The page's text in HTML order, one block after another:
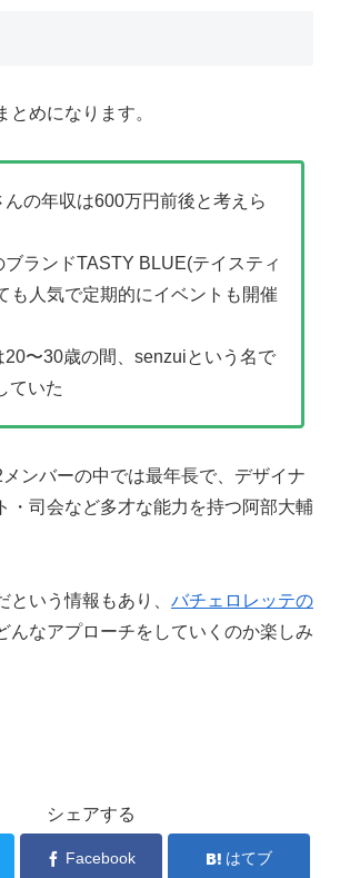
とめになります。
んの年収は600万円前後と考えら
ブランドTASTY BLUE(テイスティ
も人気で定期的にイベントも開催
20〜30歳の間、senzuiという名で
ていた
ンバーの中では最年長で、デザイナ
・司会など多才な能力を持つ阿部大輔
という情報もあり、 バチェロレッテの
んなアプローチをしていくのか楽しみ
シェアする
Facebook はてブ